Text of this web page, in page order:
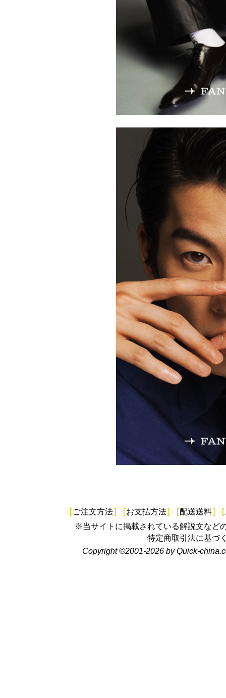
[ ご注文方法] [お支払方法] [配送送料] [
※当サイトに掲載されている解説文など
特定商取引法に基づ
Copyright ©2001-2026 by Quick-